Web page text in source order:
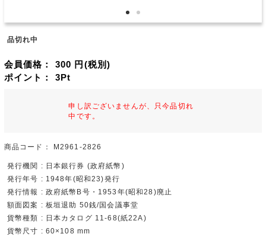
品切れ中
会員価格： 300 円(税別)
ポイント： 3Pt
申し訳ございませんが、只今品切れ
中です。
商品コード： M2961-2826
発行機関 : 日本銀行券 (政府紙幣)
発行年号 : 1948年(昭和23)発行
発行情報 : 政府紙幣B号・1953年(昭和28)廃止
額面図案 : 板垣退助 50銭/国会議事堂
貨幣種類 : 日本カタログ 11-68(紙22A)
貨幣尺寸 : 60×108 mm